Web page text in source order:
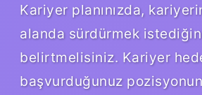
Kariyer planınızda,
alanda sürdürmek
belirtmelisiniz. Kariyer
başvurduğunuz